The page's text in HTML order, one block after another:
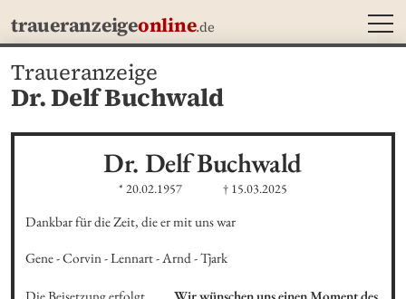
traueranzeigeonline.de
Traueranzeige
Dr. Delf Buchwald
Dr. DelfBuchwald
* 20.02.1957 † 15.03.2025
Dankbar für die Zeit, die er mit uns war
Gene - Corvin - Lennart - Arnd - Tjark